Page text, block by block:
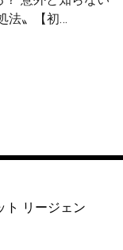
法〟【初…
ト リージェン